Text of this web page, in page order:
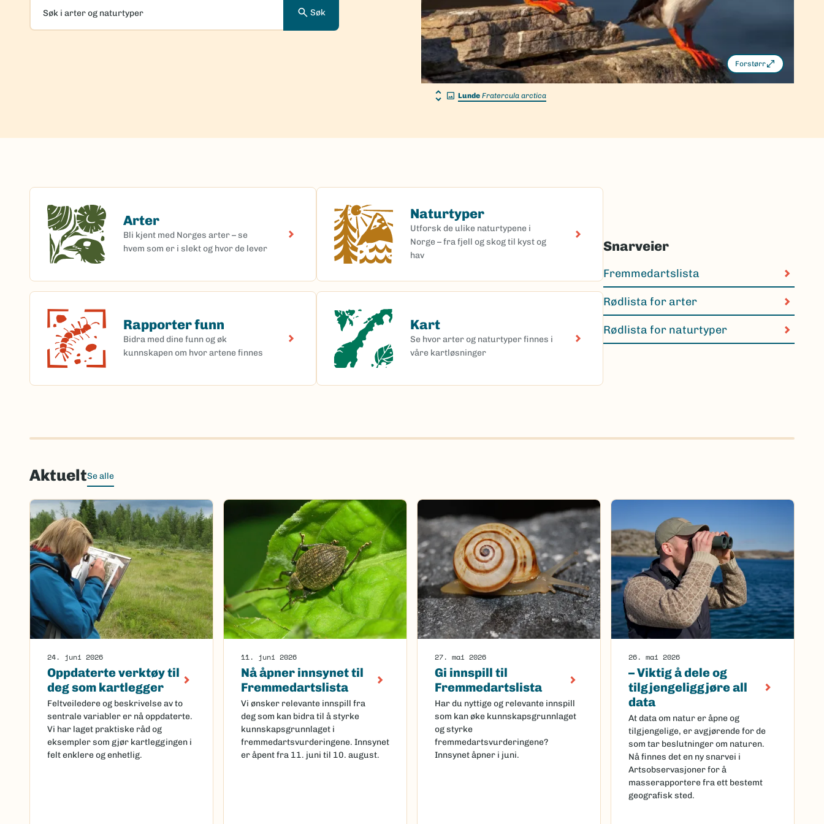
Forstørr
Lunde Fratercula arctica
i
Søk
Arter
Bli kjent med Norges arter – se
hvem som er i slekt og hvor de lever
Arter
Rapporter funn
Bidra med dine funn og øk
kunnskapen om hvor artene finnes
Rapporter funn
Naturtyper
Utforsk de ulike naturtypene i
Norge – fra fjell og skog til kyst og
hav
Naturtyper
Kart
Se hvor arter og naturtyper finnes i
våre kartløsninger
Kart
Snarveier
Fremmedartslista
Rødlista for arter
Rødlista for naturtyper
AktueltSe alle
24. juni 2026
Oppdaterte verktøy til
deg som kartlegger
Feltveiledere og beskrivelse av to
sentrale variabler er nå oppdaterte.
Vi har laget praktiske råd og
eksempler som gjør kartleggingen i
felt enklere og enhetlig.
11. juni 2026
Nå åpner innsynet til
Fremmedartslista
Vi ønsker relevante innspill fra
deg som kan bidra til å styrke
kunnskapsgrunnlaget i
fremmedartsvurderingene. Innsynet
er åpent fra 11. juni til 10. august.
27. mai 2026
Gi innspill til
Fremmedartslista
Har du nyttige og relevante innspill
som kan øke kunnskapsgrunnlaget
og styrke
fremmedartsvurderingene?
Innsynet åpner i juni.
26. mai 2026
– Viktig å dele og
tilgjengeliggjøre all
data
At data om natur er åpne og
tilgjengelige, er avgjørende for de
som tar beslutninger om naturen.
Nå finnes det en ny snarvei i
Artsobservasjoner for å
masserapportere fra ett bestemt
geografisk sted.